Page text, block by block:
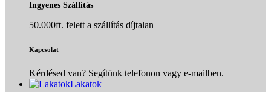
Ingyenes Szállítás
50.000ft. felett a szállítás díjtalan
Kapcsolat
Kérdésed van? Segítünk telefonon vagy e-mailben.
Lakatok